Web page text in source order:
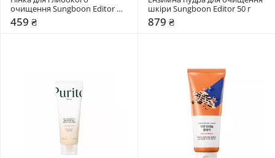
очищення Sungboon Editor
120 гр
459 ₴
шкіри Sungboon Editor 50 г
879 ₴